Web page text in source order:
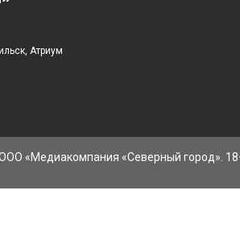
Атриум
«Медиакомпания «Северный город».